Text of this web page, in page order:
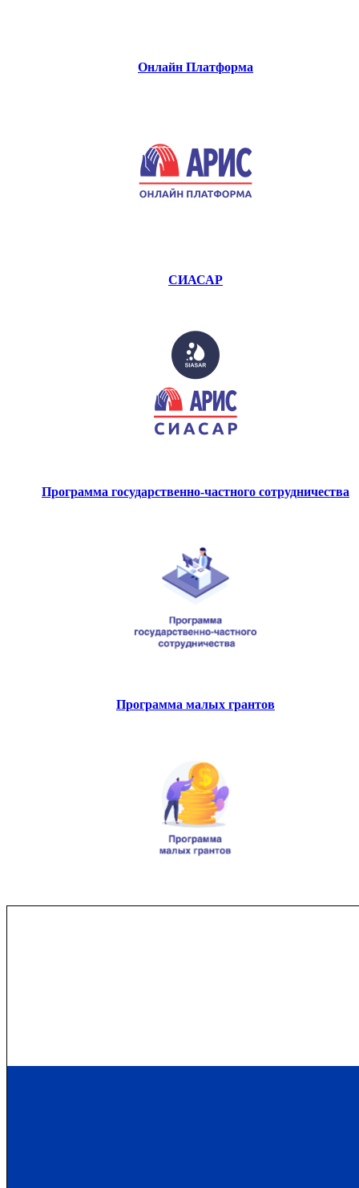
Онлайн Платформа
СИАСАР
Программа государственно-частного сотрудничества
Программа малых грантов